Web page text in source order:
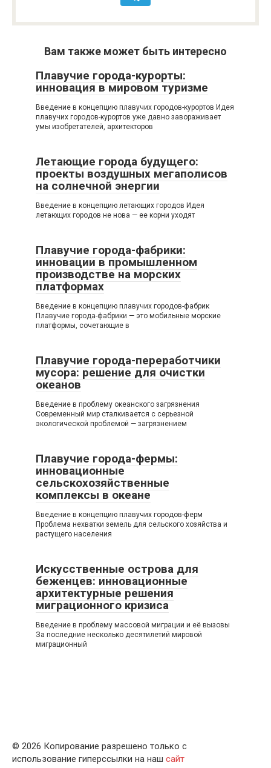
Вам также может быть интересно
Плавучие города-курорты:
инновация в мировом туризме
Введение в концепцию плавучих городов-курортов Идея
плавучих городов-курортов уже давно завораживает
умы изобретателей, архитекторов
Летающие города будущего:
проекты воздушных мегаполисов
на солнечной энергии
Введение в концепцию летающих городов Идея
летающих городов не нова — ее корни уходят
Плавучие города-фабрики:
инновации в промышленном
производстве на морских
платформах
Введение в концепцию плавучих городов-фабрик
Плавучие города-фабрики — это мобильные морские
платформы, сочетающие в
Плавучие города-переработчики
мусора: решение для очистки
океанов
Введение в проблему океанского загрязнения
Современный мир сталкивается с серьезной
экологической проблемой — загрязнением
Плавучие города-фермы:
инновационные
сельскохозяйственные
комплексы в океане
Введение в концепцию плавучих городов-ферм
Проблема нехватки земель для сельского хозяйства и
растущего населения
Искусственные острова для
беженцев: инновационные
архитектурные решения
миграционного кризиса
Введение в проблему массовой миграции и её вызовы
За последние несколько десятилетий мировой
миграционный
© 2026 Копирование разрешено только с
использование гиперссылки на наш сайт